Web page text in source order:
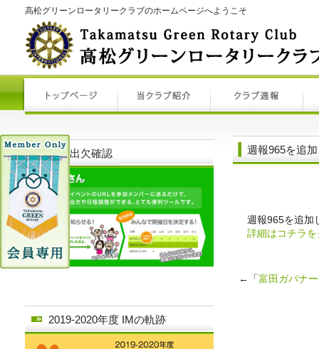
高松グリーンロータリークラブのホームページへようこそ
週報965を追
週報965を追加
詳細はコチラ
←「富田ガバナ
例会出欠確認
2019-2020年度 IMの軌跡